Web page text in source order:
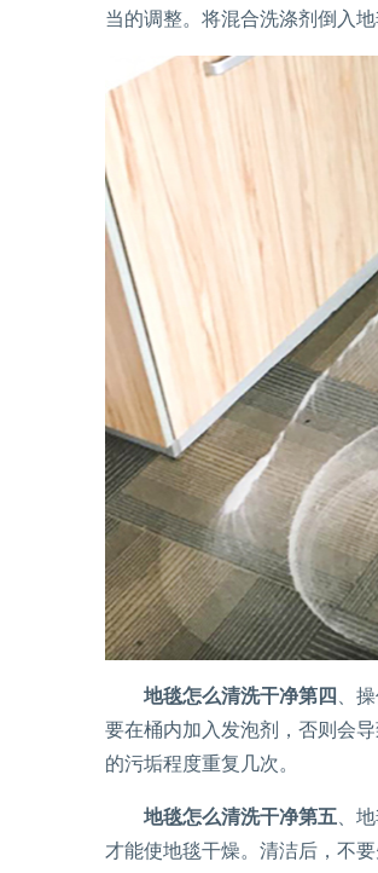
当的调整。将混合洗涤剂倒入地
地毯怎么清洗干净第四、
要在桶内加入发泡剂，否则会
的污垢程度重复几次。
地毯怎么清洗干净第五、
才能使地毯干燥。清洁后，不